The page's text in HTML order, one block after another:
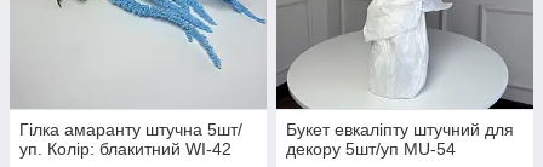
Гілка амаранту штучна 5шт/
уп. Колір: блакитний WI-42
Букет евкаліпту штучний для
декору 5шт/уп MU-54